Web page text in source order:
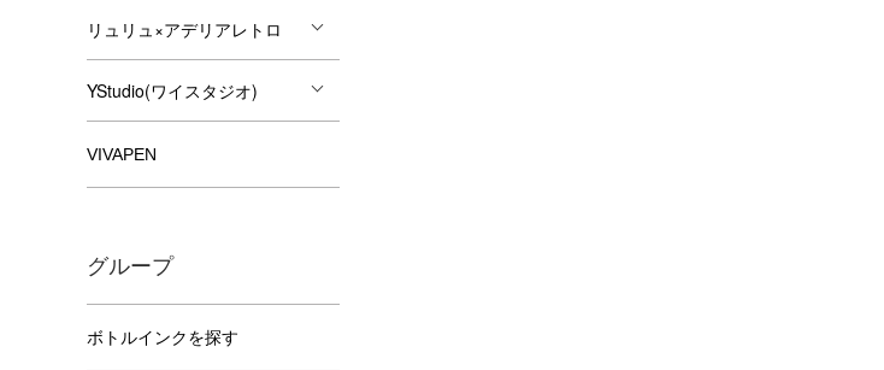
リュリュ×アデリアレトロ
YStudio(ワイスタジオ)
VIVAPEN
グループ
ボトルインクを探す